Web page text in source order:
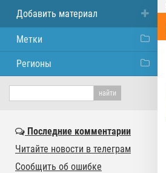
Добавить материал
Метки
Регионы
Последние комментарии
Читайте новости в телеграм
Сообщить об ошибке